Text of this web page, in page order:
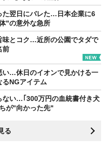
た翌日にバレた…日本企業に6
"の意外な急所
味とコク…近所の公園でタダで
前
い…休日のイオンで見かける一
るNGアイテム
ない…｢300万円の血統書付き犬
が"向かった先"
る